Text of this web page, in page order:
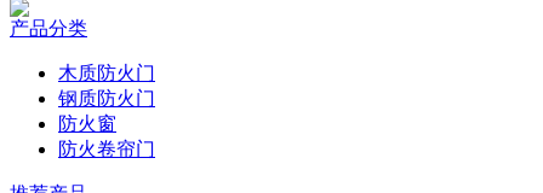
产品分类
木质防火门
钢质防火门
防火窗
防火卷帘门